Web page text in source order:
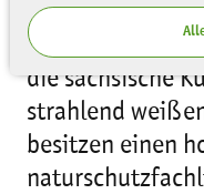
die sächsische
strahlend
besitzen einen